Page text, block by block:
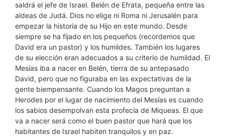
saldrá el jefe de Israel. Belén de Efrata, pequeña entre las
aldeas de Judá. Dios no elige ni Roma ni Jerusalén para
empezar la historia de su Hijo en este mundo. Desde
siempre se ha fijado en los pequeños (recordemos que
David era un pastor) y los humildes. También los lugares
de su elección eran adecuados a su criterio de humildad. El
Mesías iba a nacer en Belén, tierra de su antepasado
David, pero que no figuraba en las expectativas de la
gente biempensante. Cuando los Magos preguntan a
Herodes por el lugar de nacimiento del Mesías es cuando
los sabios desempolvan esta profecía de Miqueas. El que
va a nacer será como el buen pastor que hará que los
habitantes de Israel habiten tranquilos y en paz.